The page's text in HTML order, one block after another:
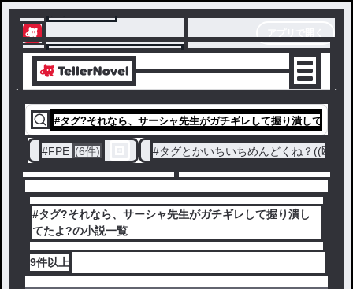
テラーノベル
アプリでサクサク楽しめる
#タグ?それなら、サーシャ先生がガチギレして握り潰してたよ?
#FPE (6件) #タグとかいちいちめんどくね？((殴
#タグ?それなら、サーシャ先生がガチギレして握り潰し
てたよ?の小説一覧
9件以上